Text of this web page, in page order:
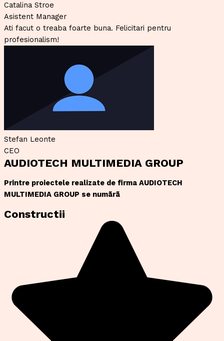
Catalina Stroe
Asistent Manager
Ati facut o treaba foarte buna. Felicitari pentru
profesionalism!
Stefan Leonte
CEO
AUDIOTECH MULTIMEDIA GROUP
Printre proiectele realizate de firma AUDIOTECH
MULTIMEDIA GROUP se numãrã
Constructii